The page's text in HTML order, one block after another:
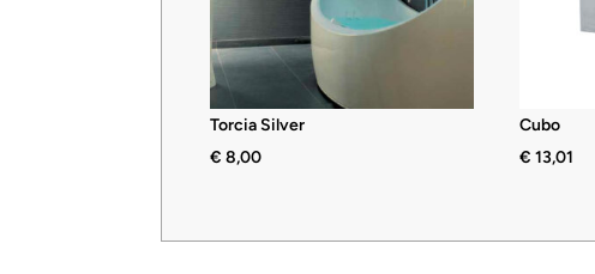
Torcia Silver
€ 8,00
Cubo
€ 13,01